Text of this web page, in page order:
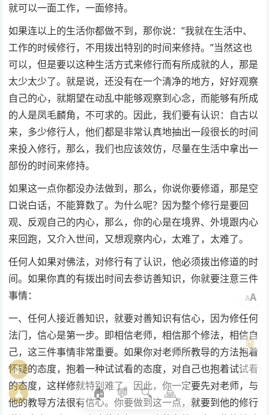
就可以一面工作，一面修持。
如果连以上的生活你都做不到，那你说：”我就在生活中、
工作的时候修行，不用拨出特别的时间来修持。”当然这也
可以，但是要以这种生活方式来修行而有所成就的人，那是
太少太少了。就是说，还没有在一个清净的地方，好好观察
自己的心，就期望在动乱中能够观察到心念，而能够有所成
的人是凤毛麟角，不可求的。因此，我们要有认识：自古以
来，多少修行人，他们都是非常认真地抽出一段很长的时间
来投入修行，那么，我们也应该效仿，尽量在生活中拿出一
部份的时间来修持。
如果这一点你都没办法做到，那么，你说你要修道，那是空
口说白话，不能算数了。为什么呢？因为整个修行是要回
观、反观自己的内心，那么，你的心是在境界、外境跟内心
来回跑，又介入世间，又想观察内心，太难了，太难了。
任何人如果对佛法，对修行有了认识，他必须拨出修道的时
间。如果你真的有拨出时间去参访善知识，你就要注意三件
事情：
一、任何人接近善知识，就要对善知识有信心，因为修任何
法门，信心是第一步。即相信老师，相信那个修法，相信自
己，这三件事情非常重要。如果你对老师所教导的方法抱着
怀疑的态度，抱着一种试试看的态度，对自己也抱着试试看
的态度，这样修就特别难了。因此，你一定要先对老师，与
他的教导方法很有信心。你要做到这一点，就要到他的修行
🌓
🏠 💬 🔍 🙏
AA
📖
🧘
🤖
🎨